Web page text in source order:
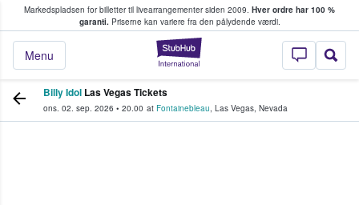
Markedspladsen for billetter til livearrangementer siden 2009. Hver ordre har 100 %
garanti.Priserne kan variere fra den pålydende værdi.
StubHub - Hvor
Menu
køber og sælger billetter
Billy Idol Las Vegas Tickets
ons. 02. sep. 2026 • 20.00 at Fontainebleau, Las Vegas, Nevada